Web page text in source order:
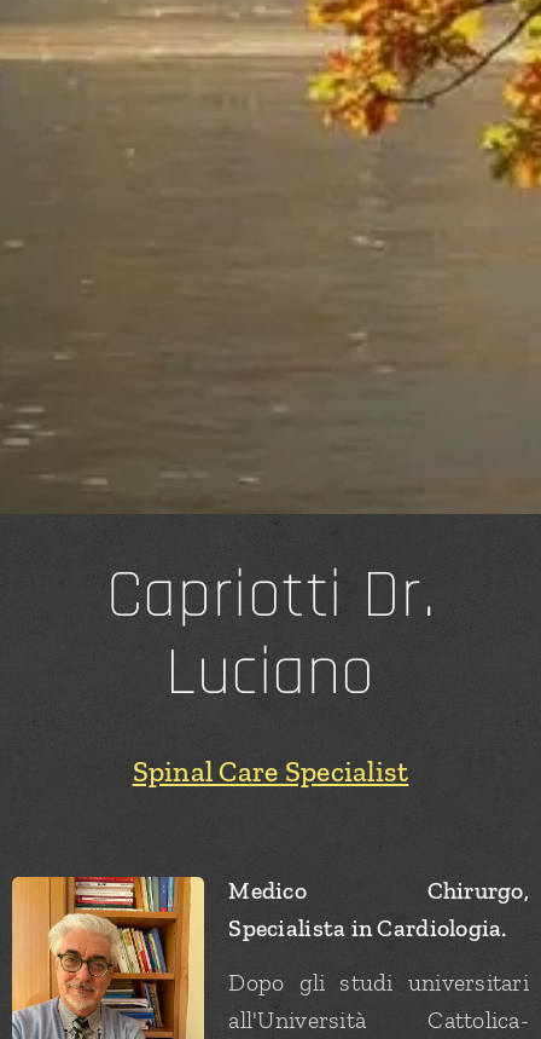
Capriotti Dr.
Luciano
Spinal Care Specialist
Medico Chirurgo,
Specialista in Cardiologia.
Dopo gli studi universitari
all'Università Cattolica-